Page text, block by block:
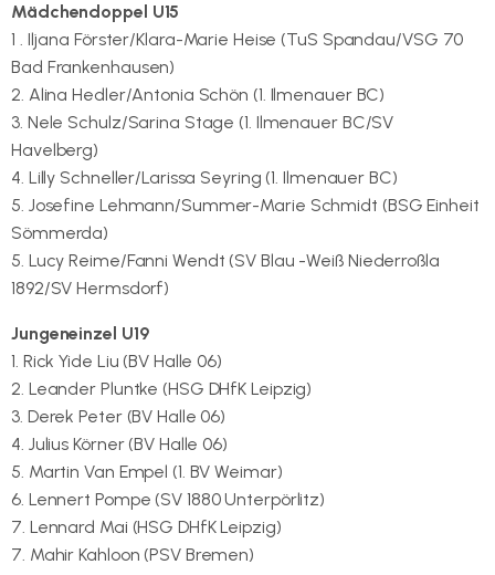
Mädchendoppel U15
1 . Iljana Förster/Klara-Marie Heise (TuS Spandau/VSG 70
Bad Frankenhausen)
2. Alina Hedler/Antonia Schön (1. Ilmenauer BC)
3. Nele Schulz/Sarina Stage (1. Ilmenauer BC/SV
Havelberg)
4. Lilly Schneller/Larissa Seyring (1. Ilmenauer BC)
5. Josefine Lehmann/Summer-Marie Schmidt (BSG Einheit
Sömmerda)
5. Lucy Reime/Fanni Wendt (SV Blau -Weiß Niederroßla
1892/SV Hermsdorf)
Jungeneinzel U19
1. Rick Yide Liu (BV Halle 06)
2. Leander Pluntke (HSG DHfK Leipzig)
3. Derek Peter (BV Halle 06)
4. Julius Körner (BV Halle 06)
5. Martin Van Empel (1. BV Weimar)
6. Lennert Pompe (SV 1880 Unterpörlitz)
7. Lennard Mai (HSG DHfK Leipzig)
7. Mahir Kahloon (PSV Bremen)